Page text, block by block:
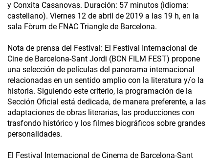
y Conxita Casanovas. Duración: 57 minutos (idioma:
castellano). Viernes 12 de abril de 2019 a las 19 h, en la
sala Fòrum de FNAC Triangle de Barcelona.
Nota de prensa del Festival: El Festival Internacional de
Cine de Barcelona-Sant Jordi (BCN FILM FEST) propone
una selección de películas del panorama internacional
relacionadas en un sentido amplio con la literatura y/o la
historia. Siguiendo este criterio, la programación de la
Sección Oficial está dedicada, de manera preferente, a las
adaptaciones de obras literarias, las producciones con
trasfondo histórico y los filmes biográficos sobre grandes
personalidades.
El Festival Internacional de Cinema de Barcelona-Sant